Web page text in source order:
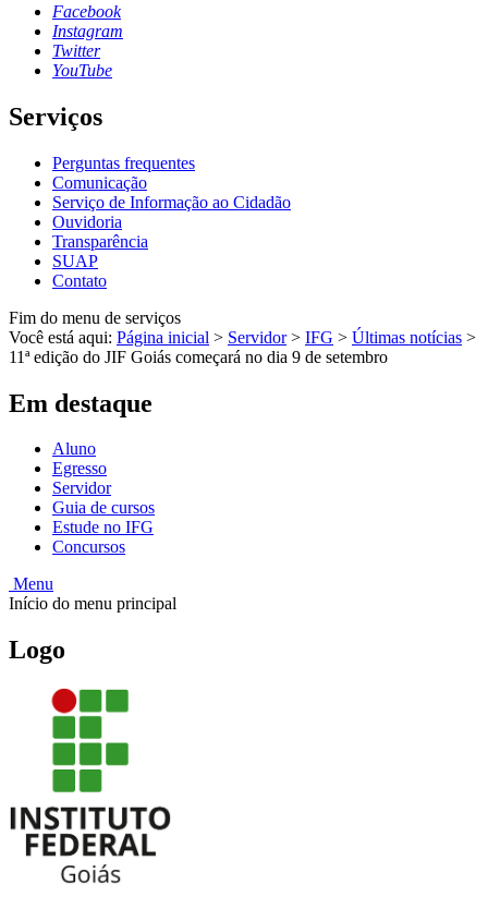
Facebook
Instagram
Twitter
YouTube
Serviços
Perguntas frequentes
Comunicação
Serviço de Informação ao Cidadão
Ouvidoria
Transparência
SUAP
Contato
Fim do menu de serviços
Você está aqui: Página inicial > Servidor > IFG > Últimas notícias >
11ª edição do JIF Goiás começará no dia 9 de setembro
Em destaque
Aluno
Egresso
Servidor
Guia de cursos
Estude no IFG
Concursos
Menu
Início do menu principal
Logo